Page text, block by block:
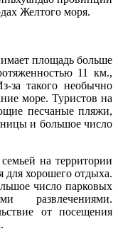
Желтого моря.
площадь больше
11 км.,
за такого необычно
море. Туристов на
песчаные пляжи,
и большое число
на территории
для хорошего отдыха.
число парковых
развлечениями.
от посещения